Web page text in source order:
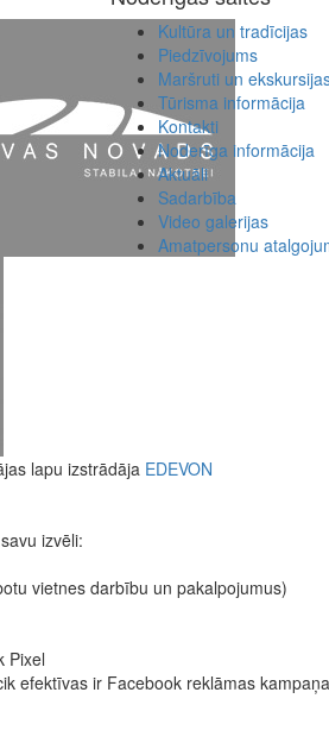
Kultūra un tradīcijas
Piedzīvojums
Maršruti un
Tūrisma informācija
Kontakti
Noderīga informācija
Aktuāli
Sadarbība
Video galerijas
Amatpersonu
lapu izstrādāja EDEVON
izvēli:
vietnes darbību un pakalpojumus)
Pixel
efektīvas ir Facebook reklāmas